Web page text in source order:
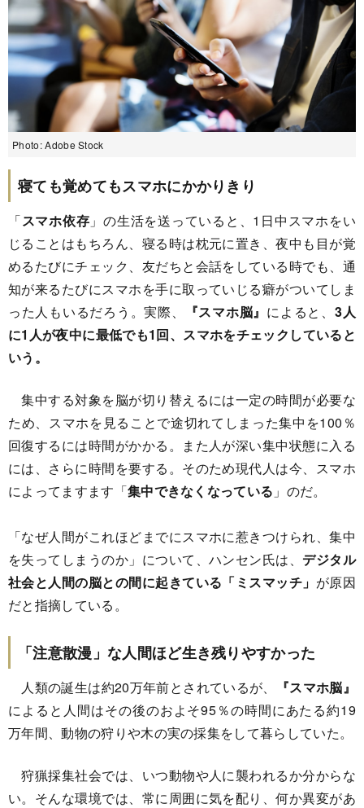
Photo: Adobe Stock
寝ても覚めてもスマホにかかりきり
「スマホ依存 」の生活を送っていると、1日中スマホをい
じることはもちろん、寝る時は枕元に置き、夜中も目が覚
めるたびにチェック、友だちと会話をしている時でも、通
知が来るたびにスマホを手に取っていじる癖がついてしま
った人もいるだろう。実際、
『スマホ脳』 によると、 3人
に1人が夜中に最低でも1回、スマホをチェックしていると
いう。
集中する対象を脳が切り替えるには一定の時間が必要な
ため、スマホを見ることで途切れてしまった集中を100％
回復するには時間がかかる。また人が深い集中状態に入る
には、さらに時間を要する。そのため現代人は今、スマホ
によってますます「集中できなくなっている 」のだ。
「なぜ人間がこれほどまでにスマホに惹きつけられ、集中
を失ってしまうのか」について、ハンセン氏は、 デジタル
社会と人間の脳との間に起きている「ミスマッチ」 が原因
だと指摘している。
「注意散漫」な人間ほど生き残りやすかった
人類の誕生は約20万年前とされているが、
『スマホ脳』
によると人間はその後のおよそ95％の時間にあたる約19
万年間、動物の狩りや木の実の採集をして暮らしていた。
狩猟採集社会では、いつ動物や人に襲われるか分からな
い。そんな環境では、常に周囲に気を配り、何か異変があ